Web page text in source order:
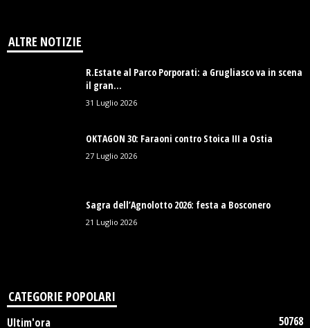
ALTRE NOTIZIE
R.Estate al Parco Porporati: a Grugliasco va in scena
il gran...
31 Luglio 2026
OKTAGON 30: Faraoni contro Stoica III a Ostia
27 Luglio 2026
Sagra dell’Agnolotto 2026: festa a Bosconero
21 Luglio 2026
CATEGORIE POPOLARI
Ultim'ora 50768